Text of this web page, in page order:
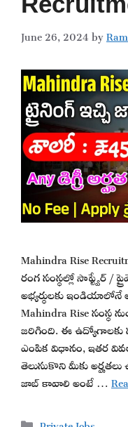
June 26, 2024byRam
Mahindra Rise
రంగ సంస్థల్లో సాఫ్ట్వేర్ /
అభ్యర్థులకు ఇండియాలోనే
Mahindra Rise సంస్థ
జరిగింది. ఈ ఉద్యోగాలకు
ఎంపిక విధానం, ఇతర
తెలుసుకొని మీకు
జాబ్ కావాలి అంటే …
Categories